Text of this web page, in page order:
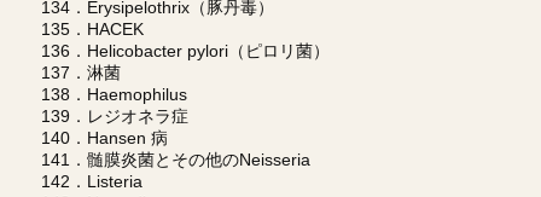
134．Erysipelothrix（豚丹毒）
135．HACEK
136．Helicobacter pylori（ピロリ菌）
137．淋菌
138．Haemophilus
139．レジオネラ症
140．Hansen 病
141．髄膜炎菌とその他のNeisseria
142．Listeria